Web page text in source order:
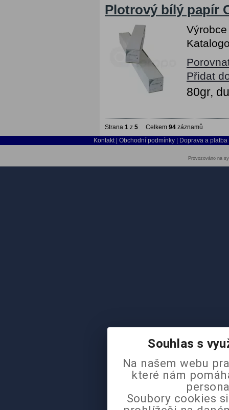
Plotrový bílý papír
Přidat
80gr,
Strana 1 z 5 Celkem 94 záznamů
Kontakt
Obchodní podmínky Doprava a platba
Provozováno na
Souhlas s
Na našem webu
které nám
Soubory cookies